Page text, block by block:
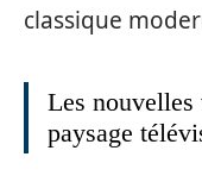
classique
Les
paysage